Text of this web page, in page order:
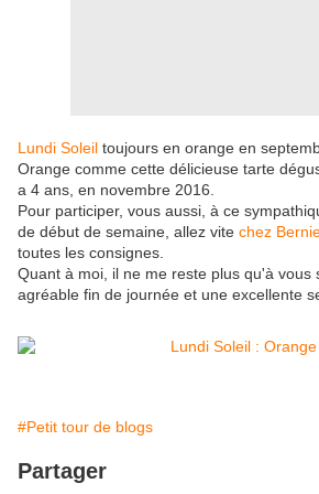
Lundi Soleil toujours en orange en
Orange comme cette délicieuse tarte
a 4 ans, en novembre 2016.
Pour participer, vous aussi, à ce
de début de semaine, allez vite chez
toutes les consignes.
Quant à moi, il ne me reste plus qu'à vous
agréable fin de journée et une excellente
#Petit tour de blogs
Partager